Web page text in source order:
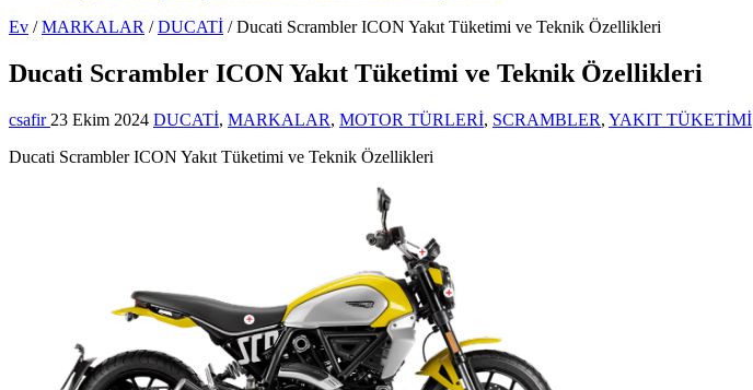
Ev / MARKALAR / DUCATİ / Ducati Scrambler ICON Yakıt Tüketimi ve Teknik Özellikleri
Ducati Scrambler ICON Yakıt Tüketimi ve Teknik Özellikleri
csafir 23 Ekim 2024 DUCATİ, MARKALAR, MOTOR TÜRLERİ, SCRAMBLER, YAKIT TÜKETİMİ
Ducati Scrambler ICON Yakıt Tüketimi ve Teknik Özellikleri